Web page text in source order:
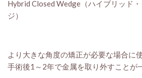
Hybrid Closed Wedge（ハイブリッド
ジ）
より大きな角度の矯正が必要な場合に
手術後1～2年で金属を取り外すことが